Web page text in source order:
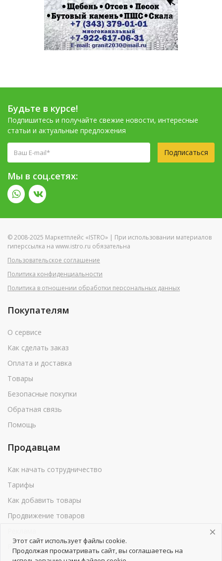
Будьте в курсе!
Подпишитесь и получайте свежие новости, интересные
статьи и актуальные предложения
Подписаться
Мы в соц.сетях:
© 2008-2025 Маркетплейс «ISTRO» | При использовании материалов
гиперссылка на www.istro.ru обязательна
Пользовательское соглашение
Политика конфиденциальности
Политика в отношении обработки персональных данных
Покупателям
О сервисе
Как сделать заказ
Оплата и доставка
Товары
Безопасные покупки
Обратная связь
Помощь
Продавцам
Как начать сотрудничество
Тарифы
Как добавить товары
Продвижение товаров
Реквизиты
Этот сайт использует файлы cookie.
Продолжая просматривать сайт, вы соглашаетесь на